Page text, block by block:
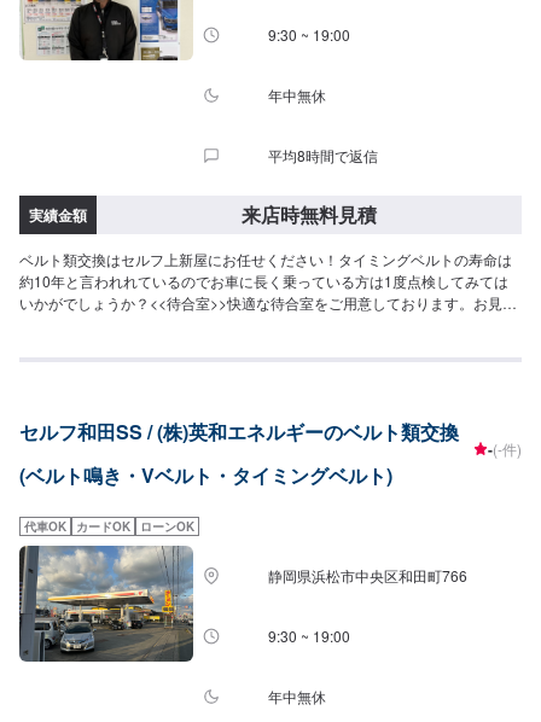
9:30 ~ 19:00
年中無休
平均8時間で返信
実績金額 来店時無料見積
ベルト類交換はセルフ上新屋にお任せください！タイミングベルトの寿命は
約10年と言われれているのでお車に長く乗っている方は1度点検してみては
いかがでしょうか？<<待合室>>快適な待合室をご用意しております。お見積
セルフ和田SS / (株)英和エネルギーのベルト類交換
(ベルト鳴き・Vベルト・タイミングベルト)
-(-件)
代車OK カードOK ローンOK
静岡県浜松市中央区和田町766
9:30 ~ 19:00
年中無休